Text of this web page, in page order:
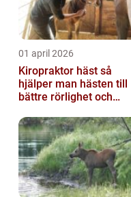
01 april 2026
Kiropraktor häst så
hjälper man hästen till
bättre rörlighet och